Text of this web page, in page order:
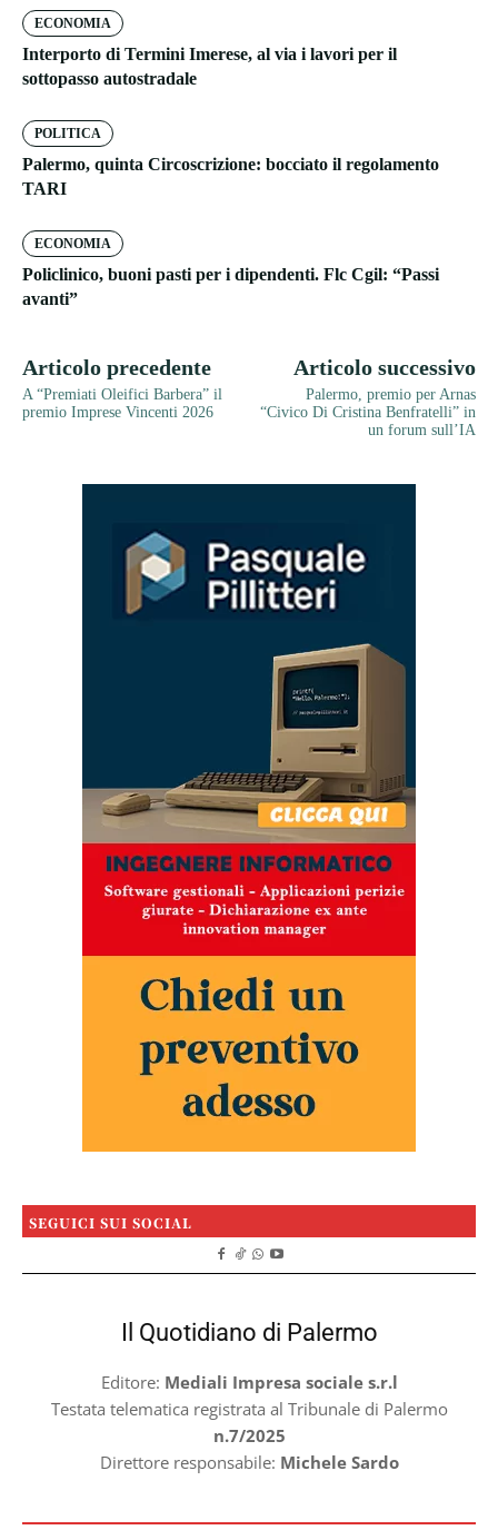
ECONOMIA
Interporto di Termini Imerese, al via i lavori per il
sottopasso autostradale
POLITICA
Palermo, quinta Circoscrizione: bocciato il regolamento
TARI
ECONOMIA
Policlinico, buoni pasti per i dipendenti. Flc Cgil: “Passi
avanti”
Articolo precedente
A “Premiati Oleifici Barbera” il
premio Imprese Vincenti 2026
Articolo successivo
Palermo, premio per Arnas
“Civico Di Cristina Benfratelli” in
un forum sull’IA
SEGUICI SUI SOCIAL
Il Quotidiano di Palermo
Editore: Mediali Impresa sociale s.r.l
Testata telematica registrata al Tribunale di Palermo
n.7/2025
Direttore responsabile: Michele Sardo